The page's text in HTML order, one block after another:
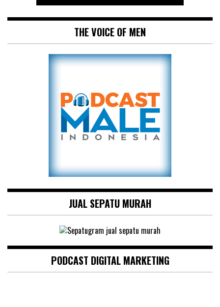
THE VOICE OF MEN
JUAL SEPATU MURAH
PODCAST DIGITAL MARKETING